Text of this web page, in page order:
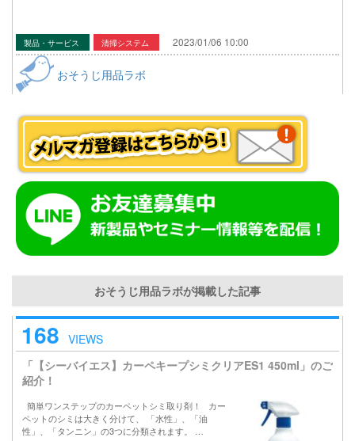
製品・サービス 清掃システム 2023/01/06 10:00
おそうじ用品ラボ
おそうじ用品ラボが掲載した記事
168 VIEWS
「【シーバイエス】カーペキープシミクリアES1 450ml」のご
紹介！
簡単ワンステップのカーペットシミ取り剤！ カー
ペットのシミは大きく分けて、 「水性」、「油
性」、「タンニン」の3つに分類されます。 …